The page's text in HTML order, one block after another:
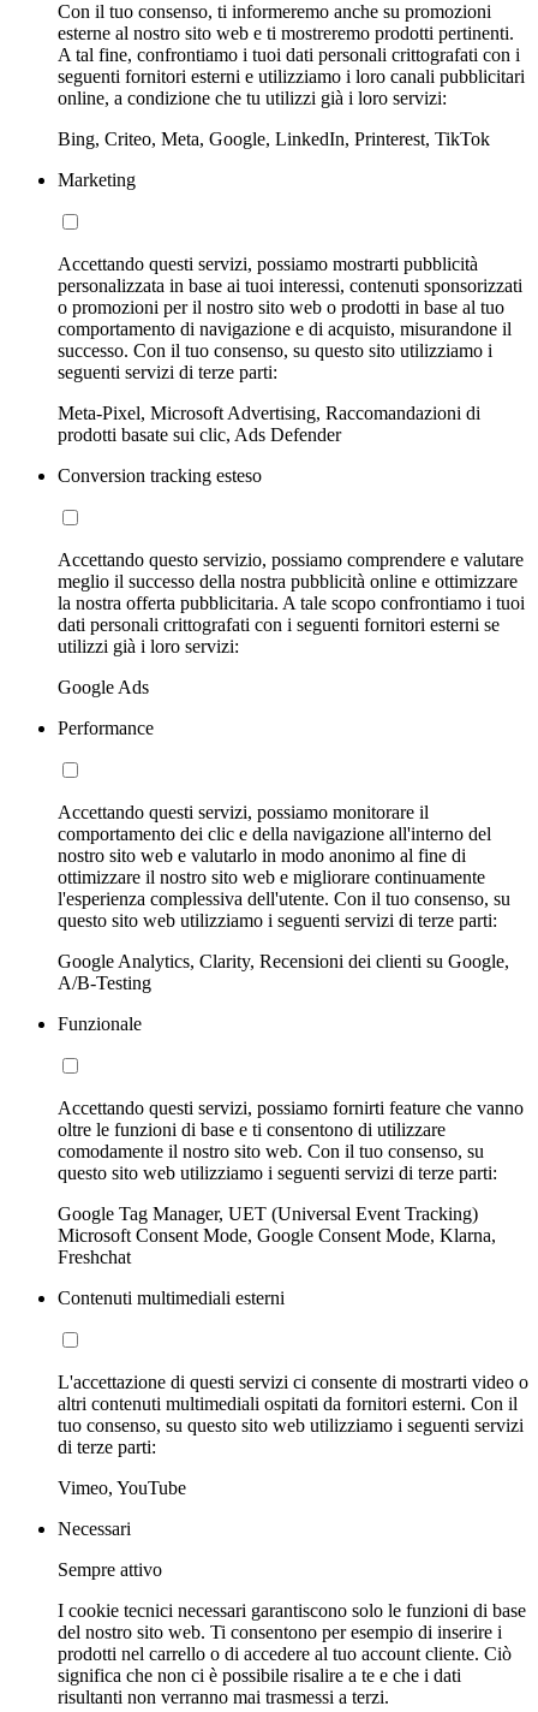
Con il tuo consenso, ti informeremo anche su promozioni
esterne al nostro sito web e ti mostreremo prodotti pertinenti.
A tal fine, confrontiamo i tuoi dati personali crittografati con i
seguenti fornitori esterni e utilizziamo i loro canali pubblicitari
online, a condizione che tu utilizzi già i loro servizi:
Bing, Criteo, Meta, Google, LinkedIn, Printerest, TikTok
Marketing
Accettando questi servizi, possiamo mostrarti pubblicità
personalizzata in base ai tuoi interessi, contenuti sponsorizzati
o promozioni per il nostro sito web o prodotti in base al tuo
comportamento di navigazione e di acquisto, misurandone il
successo. Con il tuo consenso, su questo sito utilizziamo i
seguenti servizi di terze parti:
Meta-Pixel, Microsoft Advertising, Raccomandazioni di
prodotti basate sui clic, Ads Defender
Conversion tracking esteso
Accettando questo servizio, possiamo comprendere e valutare
meglio il successo della nostra pubblicità online e ottimizzare
la nostra offerta pubblicitaria. A tale scopo confrontiamo i tuoi
dati personali crittografati con i seguenti fornitori esterni se
utilizzi già i loro servizi:
Google Ads
Performance
Accettando questi servizi, possiamo monitorare il
comportamento dei clic e della navigazione all'interno del
nostro sito web e valutarlo in modo anonimo al fine di
ottimizzare il nostro sito web e migliorare continuamente
l'esperienza complessiva dell'utente. Con il tuo consenso, su
questo sito web utilizziamo i seguenti servizi di terze parti:
Google Analytics, Clarity, Recensioni dei clienti su Google,
A/B-Testing
Funzionale
Accettando questi servizi, possiamo fornirti feature che vanno
oltre le funzioni di base e ti consentono di utilizzare
comodamente il nostro sito web. Con il tuo consenso, su
questo sito web utilizziamo i seguenti servizi di terze parti:
Google Tag Manager, UET (Universal Event Tracking)
Microsoft Consent Mode, Google Consent Mode, Klarna,
Freshchat
Contenuti multimediali esterni
L'accettazione di questi servizi ci consente di mostrarti video o
altri contenuti multimediali ospitati da fornitori esterni. Con il
tuo consenso, su questo sito web utilizziamo i seguenti servizi
di terze parti:
Vimeo, YouTube
Necessari
Sempre attivo
I cookie tecnici necessari garantiscono solo le funzioni di base
del nostro sito web. Ti consentono per esempio di inserire i
prodotti nel carrello o di accedere al tuo account cliente. Ciò
significa che non ci è possibile risalire a te e che i dati
risultanti non verranno mai trasmessi a terzi.